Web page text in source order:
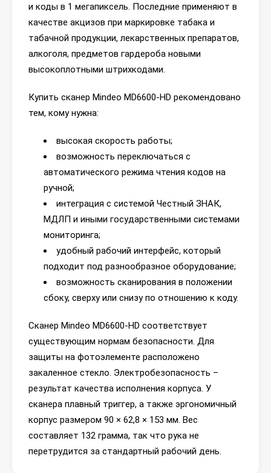
и коды в 1 мегапиксель. Последние применяют в
качестве акцизов при маркировке табака и
табачной продукции, лекарственных препаратов,
алкоголя, предметов гардероба новыми
высокоплотными штрихкодами.
Купить сканер Mindeo MD6600-HD рекомендовано
тем, кому нужна:
высокая скорость работы;
возможность переключаться с
автоматического режима чтения кодов на
ручной;
интеграция с системой Честный ЗНАК,
МДЛП и иными государственными системами
мониторинга;
удобный рабочий интерфейс, который
подходит под разнообразное оборудование;
возможность сканирования в положении
сбоку, сверху или снизу по отношению к коду.
Сканер Mindeo MD6600-HD соответствует
существующим нормам безопасности. Для
защиты на фотоэлементе расположено
закаленное стекло. Электробезопасность –
результат качества исполнения корпуса. У
сканера плавный триггер, а также эргономичный
корпус размером 90 × 62,8 × 153 мм. Вес
составляет 132 грамма, так что рука не
перетрудится за стандартный рабочий день.